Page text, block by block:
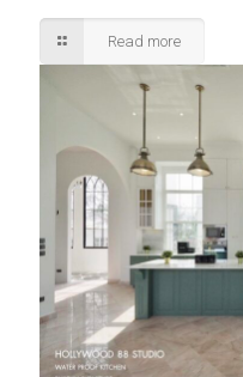
Read more